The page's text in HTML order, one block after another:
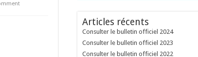
Articles récents
Consulter le bulletin officiel 2024
Consulter le bulletin officiel 2023
Consulter le bulletin officiel 2022